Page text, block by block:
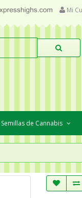
Mi
Semillas de Cannabis